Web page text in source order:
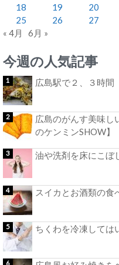
18
19 20
25
26 27
« 4月
6月 »
今週の人気記事
広島駅で２、３時
広島のがんす美味し
のケンミンSHOW】
油や洗剤を床にこぼ
スイカとお酒類の食
ちくわを冷凍しては